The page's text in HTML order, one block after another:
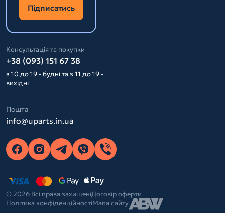
Підписатись
Консультація та покупки
+38 (093) 151 67 38
з 10 до 19 - будні та з 11 до 19 -
вихідні
Пошта
info@uparts.in.ua
© 2026 Всі права захищеніДоговір оферти
Політика конфіденційностіМапа сайту